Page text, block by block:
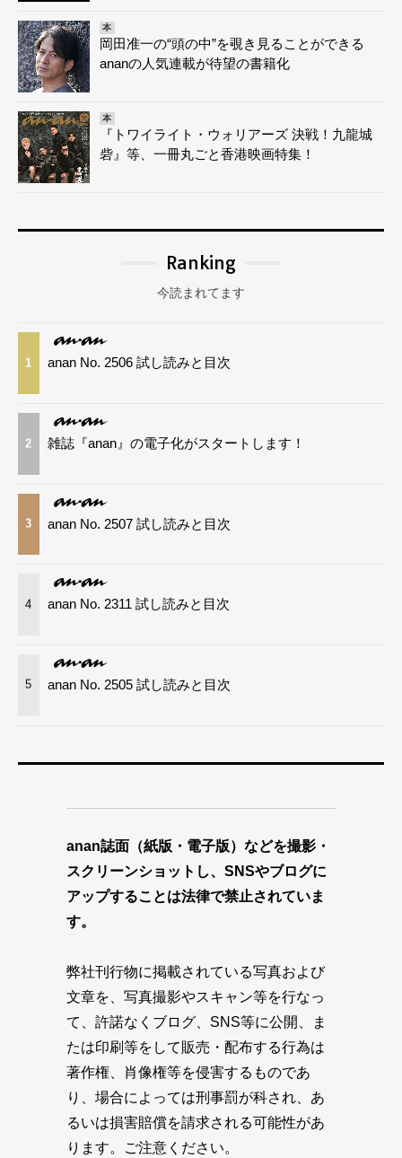
本
岡田准一の“頭の中”を覗き見ることができる
ananの人気連載が待望の書籍化
本
『トワイライト・ウォリアーズ 決戦！九龍城
砦』等、一冊丸ごと香港映画特集！
Ranking
今読まれてます
1 anan No. 2506 試し読みと目次
2 雑誌『anan』の電子化がスタートします！
3 anan No. 2507 試し読みと目次
4 anan No. 2311 試し読みと目次
5 anan No. 2505 試し読みと目次
anan誌面（紙版・電子版）などを撮影・
スクリーンショットし、SNSやブログに
アップすることは法律で禁止されていま
す。
弊社刊行物に掲載されている写真および
文章を、写真撮影やスキャン等を行なっ
て、許諾なくブログ、SNS等に公開、ま
たは印刷等をして販売・配布する行為は
著作権、肖像権等を侵害するものであ
り、場合によっては刑事罰が科され、あ
るいは損害賠償を請求される可能性があ
ります。ご注意ください。